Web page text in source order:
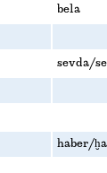
bela
sevda/
haber/